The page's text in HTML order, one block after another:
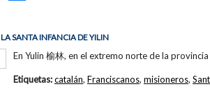
SANTA INFANCIA DE YILIN
En Yulin 榆林, en el extremo norte de la
Etiquetas:catalán, Franciscanos, misioneros,